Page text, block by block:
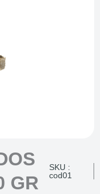
GR
SKU :
cod01